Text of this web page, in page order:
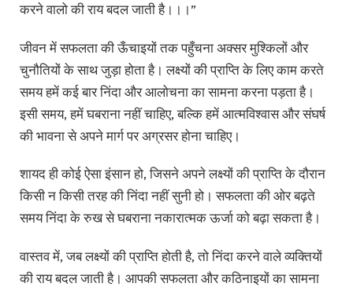
करने वालो की राय बदल जाती है।।।”
जीवन में सफलता की ऊँचाइयों तक पहुँचना अक्सर मुश्किलों और
चुनौतियों के साथ जुड़ा होता है। लक्ष्यों की प्राप्ति के लिए काम करते
समय हमें कई बार निंदा और आलोचना का सामना करना पड़ता है।
इसी समय, हमें घबराना नहीं चाहिए, बल्कि हमें आत्मविश्वास और संघर्ष
की भावना से अपने मार्ग पर अग्रसर होना चाहिए।
शायद ही कोई ऐसा इंसान हो, जिसने अपने लक्ष्यों की प्राप्ति के दौरान
किसी न किसी तरह की निंदा नहीं सुनी हो। सफलता की ओर बढ़ते
समय निंदा के रुख से घबराना नकारात्मक ऊर्जा को बढ़ा सकता है।
वास्तव में, जब लक्ष्यों की प्राप्ति होती है, तो निंदा करने वाले व्यक्तियों
की राय बदल जाती है। आपकी सफलता और कठिनाइयों का सामना